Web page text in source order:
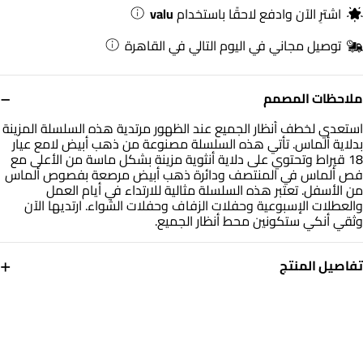
ملاحظات المصمم −
استعدي لخطف أنظار الجميع عند الظهور مرتدية هذه السلسلة المزينة
بدلاية ألماس. تأتي هذه السلسلة مصنوعة من ذهب أبيض لامع عيار
18 قيراط وتحتوي على دلاية أنثوية مزينة بشكل ماسة من الأعلى مع
فص ألماس في المنتصف ودائرة ذهب أبيض مرصعة بفصوص ألماس
من الأسفل. تعتبر هذه السلسلة مثالية للارتداء في أيام العمل
والعطلات الإسبوعية وحفلات الزفاف وحفلات الشواء. ارتديها الآن
وثقي أنكي ستكونين محط أنظار الجميع.
تفاصيل المنتج
+
اشترِ الآن وادفع لاحقًا باستخدامvalu
توصيل مجاني في اليوم التالي في القاهرة